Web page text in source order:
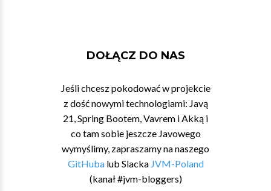
DOŁĄCZ DO NAS
Jeśli chcesz pokodować w projekcie
z dość nowymi technologiami: Javą
21, Spring Bootem, Vavrem i Akką i
co tam sobie jeszcze Javowego
wymyślimy, zapraszamy na naszego
GitHubalub Slacka JVM-Poland
(kanał #jvm-bloggers)